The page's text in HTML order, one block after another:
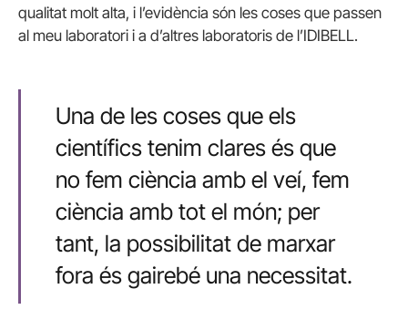
qualitat molt alta, i l’evidència són les coses que passen
al meu laboratori i a d’altres laboratoris de l’IDIBELL.
Una de les coses que els
científics tenim clares és que
no fem ciència amb el veí, fem
ciència amb tot el món; per
tant, la possibilitat de marxar
fora és gairebé una necessitat.